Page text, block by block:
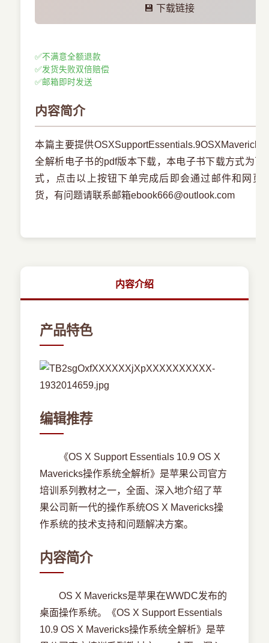
💾 下载链接
✅不满意全额退款
✅发货失败双倍赔偿
✅邮箱即时发送
内容简介
本篇主要提供OSXSupportEssentials.9OSXMavericks
全解析电子书的pdf版本下载，本电子书下载方式为百
式，点击以上按钮下单完成后即会通过邮件和网页
货，有问题请联系邮箱ebook666@outlook.com
内容介绍
产品特色
编辑推荐
《OS X Support Essentials 10.9 OS X
Mavericks操作系统全解析》是苹果公司官方
培训系列教材之一，全面、深入地介绍了苹
果公司新一代的操作系统OS X Mavericks操
作系统的技术支持和问题解决方案。
内容简介
OS X Mavericks是苹果在WWDC发布的
桌面操作系统。《OS X Support Essentials
10.9 OS X Mavericks操作系统全解析》是苹